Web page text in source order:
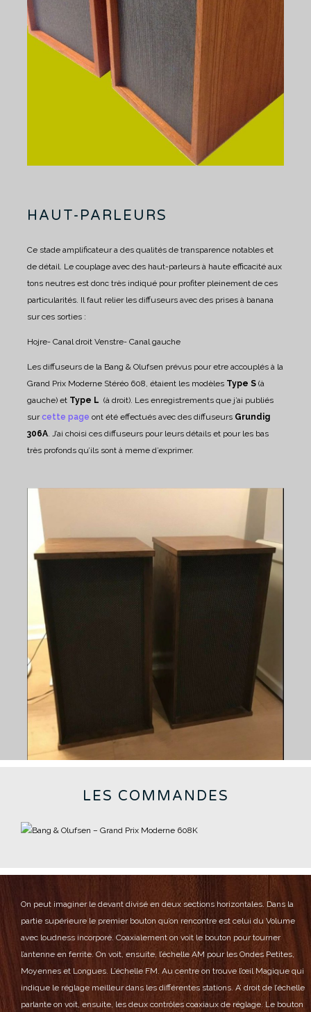
HAUT-PARLEURS
Ce stade amplificateur a des qualités de transparence notables et
de détail. Le couplage avec des haut-parleurs à haute efficacité aux
tons neutres est donc très indiqué pour profiter pleinement de ces
particularités. Il faut relier les diffuseurs avec des prises à banana
sur ces sorties :
Hojre- Canal droit Venstre- Canal gauche
Les diffuseurs de la Bang & Olufsen prévus pour etre accouplés à la
Grand Prix Moderne Stéréo 608, étaient les modèles Type S (à
gauche) et Type L (à droit). Les enregistrements que j’ai publiés
surcette page ont été effectués avec des diffuseurs Grundig
306A. J’ai choisi ces diffuseurs pour leurs détails et pour les bas
très profonds qu’ils sont à meme d’exprimer.
LES COMMANDES
On peut imaginer le devant divisé en deux sections horizontales. Dans la
partie supérieure le premier bouton qu’on rencontre est celui du Volume
avec loudness incorporé. Coaxialement on voit le bouton pour tourner
l’antenne en ferrite. On voit, ensuite, l’échelle AM pour les Ondes Petites,
Moyennes et Longues. L’échelle FM. Au centre on trouve l’œil Magique qui
indique le réglage meilleur dans les différentes stations. A’ droit de l’échelle
parlante on voit, ensuite, les deux contrôles coaxiaux de réglage. Le bouton